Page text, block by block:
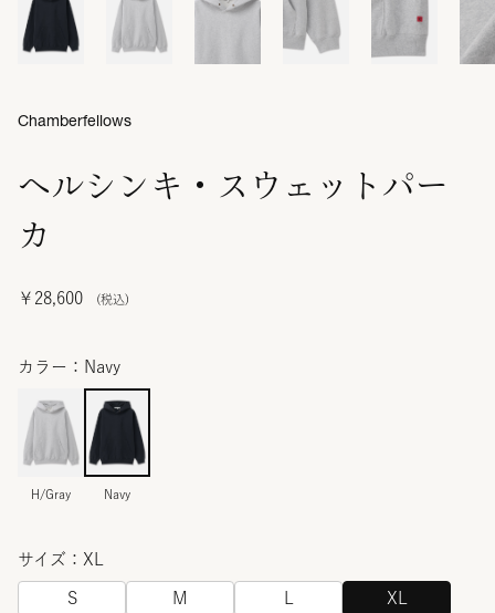
ヘルシンキ・スウェットパー
カ
￥28,600
Chamberfellows
カラー：Navy
H/Gray Navy
サイズ：XL
S M XL